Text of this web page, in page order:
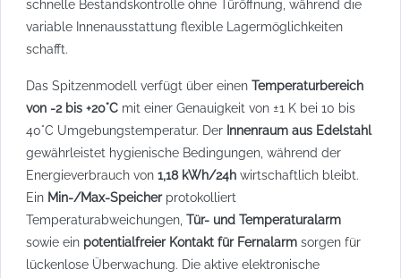
schnelle Bestandskontrolle ohne Türöffnung, während die
variable Innenausstattung flexible Lagermöglichkeiten
schafft.
Das Spitzenmodell verfügt über einen Temperaturbereich
von -2 bis +20°C mit einer Genauigkeit von ±1 K bei 10 bis
40°C Umgebungstemperatur. Der Innenraum aus Edelstahl
gewährleistet hygienische Bedingungen, während der
Energieverbrauch von 1,18 kWh/24h wirtschaftlich bleibt.
Ein Min-/Max-Speicherprotokolliert
Temperaturabweichungen, Tür- und Temperaturalarm
sowie ein potentialfreier Kontakt für Fernalarm sorgen für
lückenlose Überwachung. Die aktive elektronische